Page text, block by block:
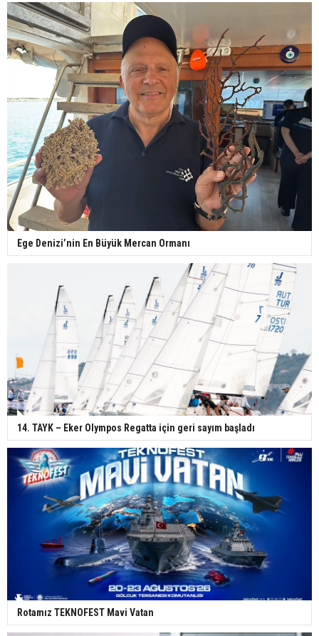
Ege Denizi’nin En Büyük Mercan Ormanı
14. TAYK – Eker Olympos Regatta için geri sayım başladı
Rotamız TEKNOFEST Mavi Vatan